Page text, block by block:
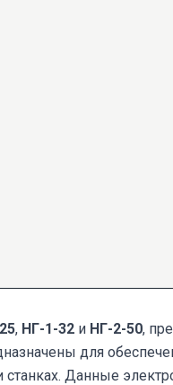
, НГ-1-32 и НГ-2-50,
для
Данные